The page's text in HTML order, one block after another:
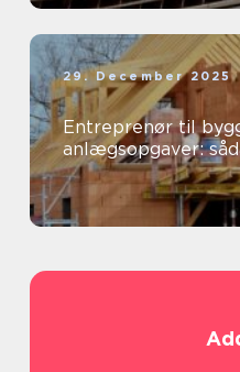
29. December 2025
Entreprenør til
anlægsopgaver: